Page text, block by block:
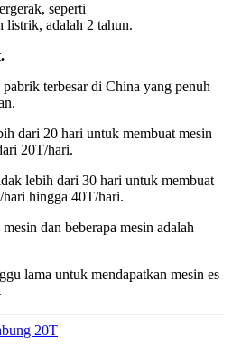
seperti
listrik, adalah 2 tahun.
pabrik terbesar di China yang penuh
dari 20 hari untuk membuat mesin
20T/hari.
lebih dari 30 hari untuk membuat
hari hingga 40T/hari.
dan beberapa mesin adalah
lama untuk mendapatkan mesin es
20T